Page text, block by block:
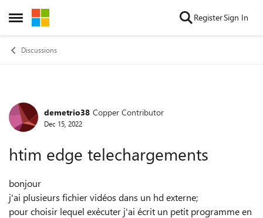
Open Side Menu
Skip to content RegisterSign In
Discussions
Forum Discussion
demetrio38 Copper Contributor
Dec 15, 2022
htim edge telechargements
bonjour
j'ai plusieurs fichier vidéos dans un hd externe;
pour choisir lequel exécuter j'ai écrit un petit programme en